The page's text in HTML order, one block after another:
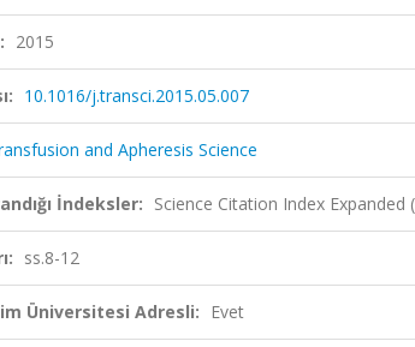
2015
10.1016/j.transci.2015.05.007
and Apheresis Science
İndeksler: Science Citation Index Expanded
ss.8-12
Üniversitesi Adresli: Evet